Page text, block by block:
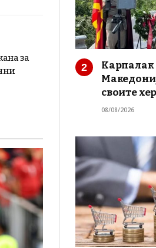
за
Карпалак
своите
08/08/2026